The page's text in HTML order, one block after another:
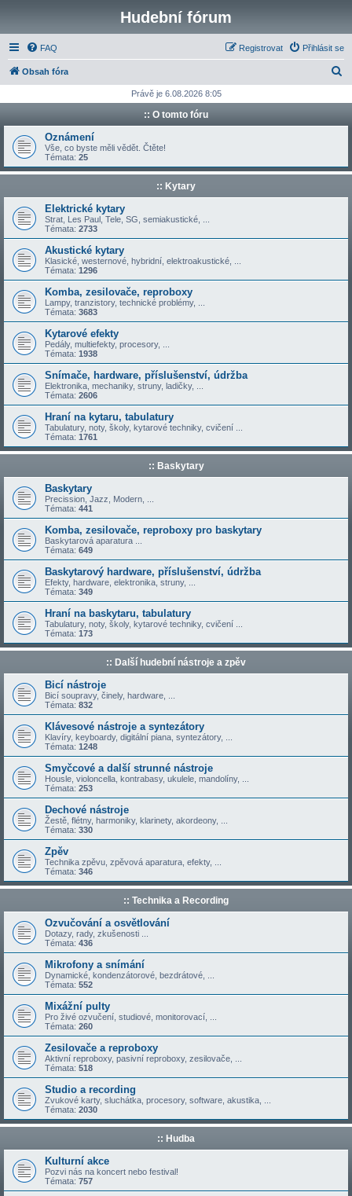
Hudební fórum
FAQ Přihlásit se
Registrovat
Obsah fóra
d
t
Právě je 6.08.2026 8:05
:: O tomto fóru
Oznámení
Vše, co byste měli vědět. Čtěte!
Témata: 25
:: Kytary
Elektrické kytary
Strat, Les Paul, Tele, SG, semiakustické, ...
Témata: 2733
Akustické kytary
Klasické, westernové, hybridní, elektroakustické, ...
Témata: 1296
Komba, zesilovače, reproboxy
Lampy, tranzistory, technické problémy, ...
Témata: 3683
Kytarové efekty
Pedály, multiefekty, procesory, ...
Témata: 1938
Snímače, hardware, příslušenství, údržba
Elektronika, mechaniky, struny, ladičky, ...
Témata: 2606
Hraní na kytaru, tabulatury
Tabulatury, noty, školy, kytarové techniky, cvičení ...
Témata: 1761
:: Baskytary
Baskytary
Precission, Jazz, Modern, ...
Témata: 441
Komba, zesilovače, reproboxy pro baskytary
Baskytarová aparatura ...
Témata: 649
Baskytarový hardware, příslušenství, údržba
Efekty, hardware, elektronika, struny, ...
Témata: 349
Hraní na baskytaru, tabulatury
Tabulatury, noty, školy, kytarové techniky, cvičení ...
Témata: 173
:: Další hudební nástroje a zpěv
Bicí nástroje
Bicí soupravy, činely, hardware, ...
Témata: 832
Klávesové nástroje a syntezátory
Klavíry, keyboardy, digitální piana, syntezátory, ...
Témata: 1248
Smyčcové a další strunné nástroje
Housle, violoncella, kontrabasy, ukulele, mandolíny, ...
Témata: 253
Dechové nástroje
Žestě, flétny, harmoniky, klarinety, akordeony, ...
Témata: 330
Zpěv
Technika zpěvu, zpěvová aparatura, efekty, ...
Témata: 346
:: Technika a Recording
Ozvučování a osvětlování
Dotazy, rady, zkušenosti ...
Témata: 436
Mikrofony a snímání
Dynamické, kondenzátorové, bezdrátové, ...
Témata: 552
Mixážní pulty
Pro živé ozvučení, studiové, monitorovací, ...
Témata: 260
Zesilovače a reproboxy
Aktivní reproboxy, pasivní reproboxy, zesilovače, ...
Témata: 518
Studio a recording
Zvukové karty, sluchátka, procesory, software, akustika, ...
Témata: 2030
:: Hudba
Kulturní akce
Pozvi nás na koncert nebo festival!
Témata: 757